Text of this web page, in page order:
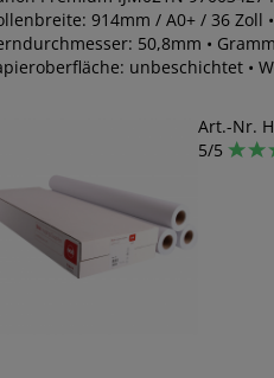
914mm / A0+ / 36 Zoll
50,8mm •
unbeschichtet •
Art.-Nr.
5/5